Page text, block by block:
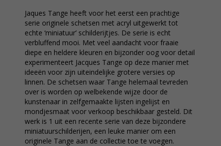
Jaques Tange heeft voor het eerst een prachtige
serie originele schetsen met acryl uitgewerkt tot
echte ‘miniatuur’ schilderijtjes. De serie is echt
verbluffend mooi. Met veel aandacht voor fraaie
diepe en heldere kleuren en bijzonder oog voor detail
experimenteert Jacques Tange op deze manier met
ideeën voor zijn uiteindelijke grotere versies op
linnen. De schetsen waar Tange helemaal tevreden
over is worden op welbekende wijze door de
kunstenaar in zelfgemaakte lijsten ingelijst en
mondjesmaat voor verkoop beschikbaar gesteld. Dit
werk is 1 uit een recente serie van deze bijzondere
miniatuurschilderijen, een leuke manier om een
originele Tange aan de collectie toe te voegen.